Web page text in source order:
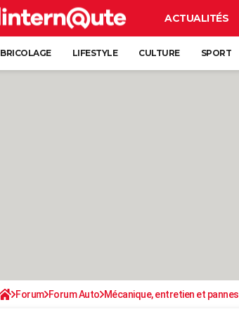
ACTUALITÉS
BRICOLAGE LIFESTYLE CULTURE SPORT
Forum Forum Auto Mécanique, entretien et pannes